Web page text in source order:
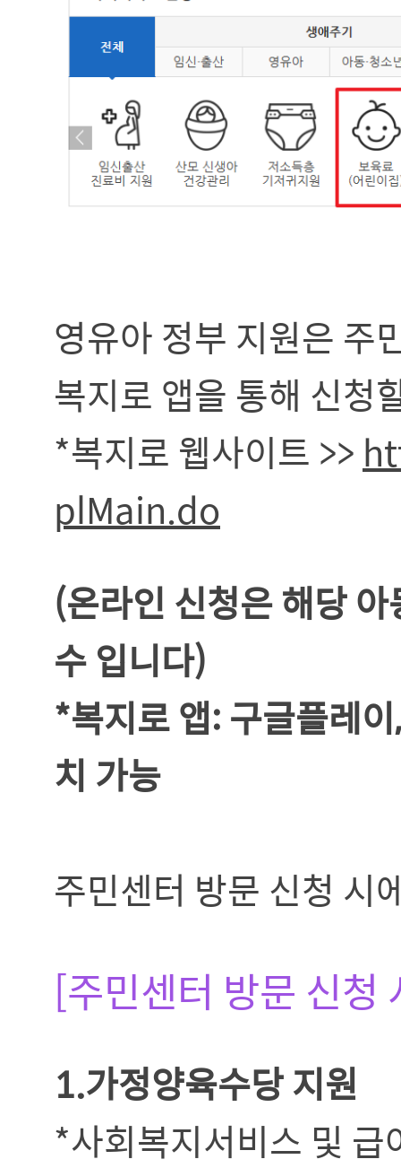
영유아 정부 지원은 주
복지로 앱을 통해 신청
*복지로 웹사이트 >>
plMain.do
(온라인 신청은 해당
수 입니다)
*복지로 앱: 구글플레
치 가능
주민센터 방문 신청 시
[주민센터 방문 신청
1.가정양육수당 지원
*사회복지서비스 및